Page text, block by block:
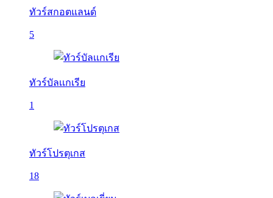
ทัวร์สกอตแลนด์
5
ทัวร์บัลเเกเรีย
1
ทัวร์โปรตุเกส
18